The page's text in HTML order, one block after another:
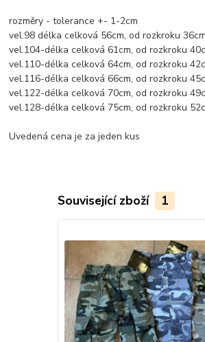
rozměry - tolerance +- 1-2cm
vel.98 délka celková 56cm, od rozkroku
vel.104-délka celková 61cm, od rozkroku
vel.110-délka celková 64cm, od rozkroku
vel.116-délka celková 66cm, od rozkroku
vel.122-délka celková 70cm, od rozkroku
vel.128-délka celková 75cm, od rozkroku
Uvedená cena je za jeden kus
Související zboží 1